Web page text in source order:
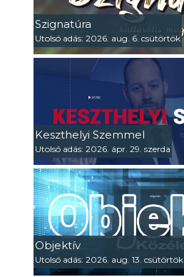
Szignatúra
Utolsó adás: 2026. aug. 6. csütörtök
Keszthelyi Szemmel
Utolsó adás: 2026. ápr. 29. szerda
Objektív
Utolsó adás: 2026. aug. 13. csütörtök